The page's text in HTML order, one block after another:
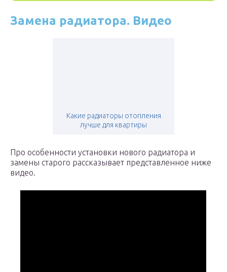
Замена радиатора. Видео
Какие радиаторы отопления
лучше для квартиры
Про особенности установки нового радиатора и
замены старого рассказывает представленное ниже
видео.